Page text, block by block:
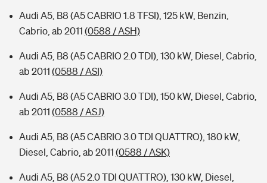
Audi A5, B8 (A5 CABRIO 1.8 TFSI), 125 kW, Benzin,
Cabrio, ab 2011 (0588 / ASH)
Audi A5, B8 (A5 CABRIO 2.0 TDI), 130 kW, Diesel, Cabrio,
ab 2011 (0588 / ASI)
Audi A5, B8 (A5 CABRIO 3.0 TDI), 150 kW, Diesel, Cabrio,
ab 2011 (0588 / ASJ)
Audi A5, B8 (A5 CABRIO 3.0 TDI QUATTRO), 180 kW,
Diesel, Cabrio, ab 2011 (0588 / ASK)
Audi A5, B8 (A5 2.0 TDI QUATTRO), 130 kW, Diesel,